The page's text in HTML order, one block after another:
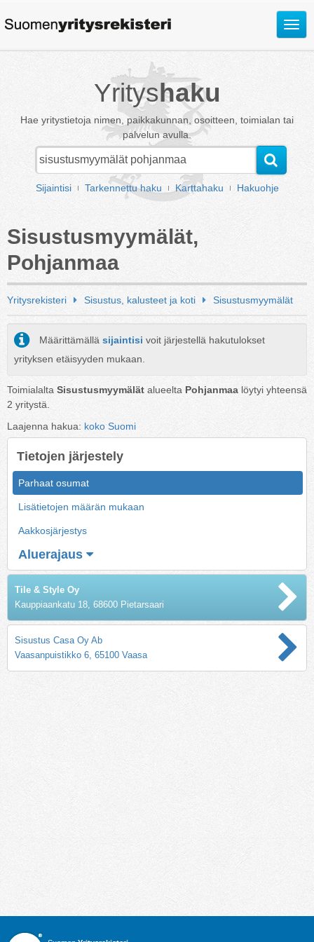
Avaa
Yrityshaku
Hae yritystietoja nimen, paikkakunnan, osoitteen, toimialan tai
palvelun avulla.
Sijaintisi Tarkennettu haku Karttahaku Hakuohje
Sisustusmyymälät,
Pohjanmaa
Yritysrekisteri Sisustus, kalusteet ja koti Sisustusmyymälät
Määrittämällä sijaintisi voit järjestellä hakutulokset
yrityksen etäisyyden mukaan.
Toimialalta Sisustusmyymälät alueelta Pohjanmaa löytyi yhteensä
2 yritystä.
Laajenna hakua: koko Suomi
Tietojen järjestely
Parhaat osumat
Lisätietojen määrän mukaan
Aakkosjärjestys
Aluerajaus
Tile & Style Oy
Kauppiaankatu 18, 68600 Pietarsaari
Sisustus Casa Oy Ab
Vaasanpuistikko 6, 65100 Vaasa